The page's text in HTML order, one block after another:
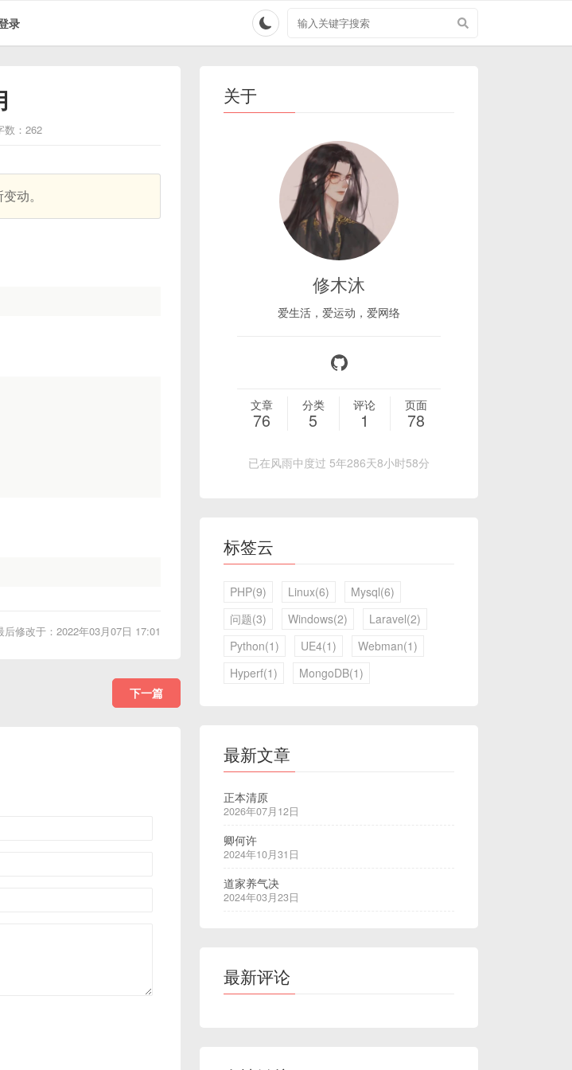
录
关
数：262
动。
后修改于：2022年03月07日 17:01
下一篇
关于
修木沐
爱生活，爱运动，爱网络
文章
76
分类
5
评论
1
页面
78
已在风雨中度过 5年286天8小时58分
标签云
PHP(9) Linux(6)
Mysql(6)
问题(3)
Windows(2)
Laravel(2)
Python(1)
UE4(1)
Webman(1)
Hyperf(1)
MongoDB(1)
最新文章
正本清原
2026年07月12日
卿何许
2024年10月31日
道家养气决
2024年03月23日
最新评论